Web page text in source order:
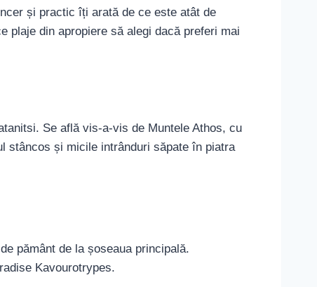
și practic îți arată de ce este atât de
plaje din apropiere să alegi dacă preferi mai
Se află vis-a-vis de Muntele Athos, cu
stâncos și micile intrânduri săpate în piatra
pământ de la șoseaua principală.
Kavourotrypes.